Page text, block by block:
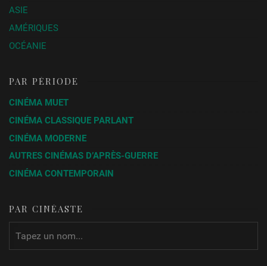
ASIE
AMÉRIQUES
OCÉANIE
PAR PÉRIODE
CINÉMA MUET
CINÉMA CLASSIQUE PARLANT
CINÉMA MODERNE
AUTRES CINÉMAS D’APRÈS-GUERRE
CINÉMA CONTEMPORAIN
PAR CINÉASTE